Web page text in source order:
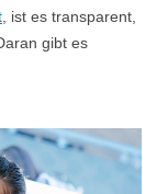
, ist es transparent,
gibt es